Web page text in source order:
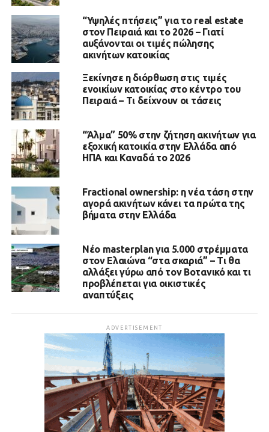
“Υψηλές πτήσεις” για το real estate
στον Πειραιά και το 2026 – Γιατί
αυξάνονται οι τιμές πώλησης
ακινήτων κατοικίας
Ξεκίνησε η διόρθωση στις τιμές
ενοικίων κατοικίας στο κέντρο του
Πειραιά – Τι δείχνουν οι τάσεις
“Άλμα” 50% στην ζήτηση ακινήτων για
εξοχική κατοικία στην Ελλάδα από
ΗΠΑ και Καναδά το 2026
Fractional ownership: η νέα τάση στην
αγορά ακινήτων κάνει τα πρώτα της
βήματα στην Ελλάδα
Νέο masterplan για 5.000 στρέμματα
στον Ελαιώνα “στα σκαριά” – Τι θα
αλλάξει γύρω από τον Βοτανικό και τι
προβλέπεται για οικιστικές
αναπτύξεις
ADVERTISEMENT